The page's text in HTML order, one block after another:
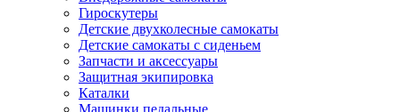
Гироскутеры
Детские двухколесные самокаты
Детские самокаты с сиденьем
Запчасти и аксессуары
Защитная экипировка
Каталки
Машинки педальные